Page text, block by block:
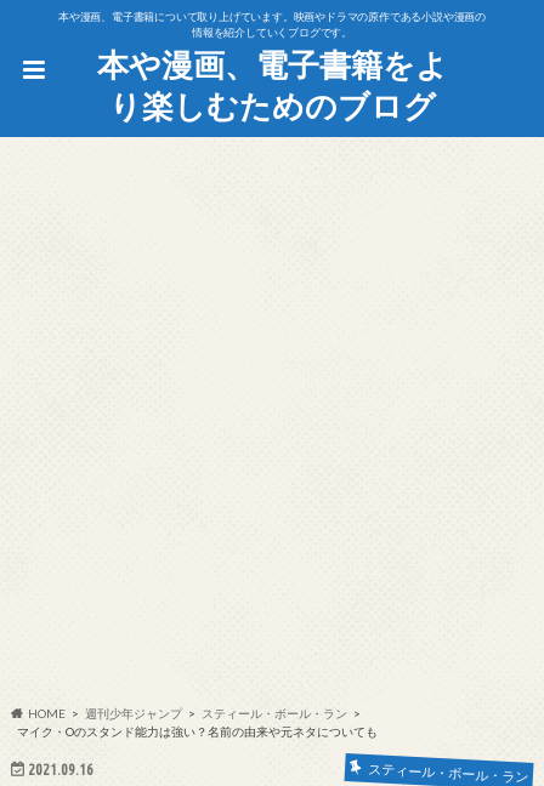
本や漫画、電子書籍について取り上げています。映画やドラマの原作である小説や漫画の
情報を紹介していくブログです。
本や漫画、電子書籍をよ
り楽しむためのブログ
HOME 週刊少年ジャンプ
スティール・ボール・ラン
マイク・Oのスタンド能力は強い？名前の由来や元ネタについても
2021.09.16 スティール・ボール・ラン